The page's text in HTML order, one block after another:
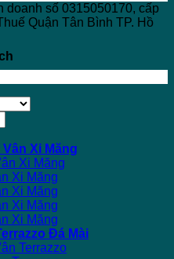
số 0315050170, cấp
Quận Tân Bình TP. Hồ
Vân Xi Măng
Xi Măng
Xi Măng
Xi Măng
Xi Măng
Xi Măng
Đá Mài
Terrazzo